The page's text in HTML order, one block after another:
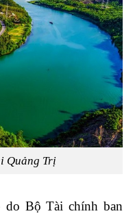
Quảng Trị
do Bộ Tài chính ban